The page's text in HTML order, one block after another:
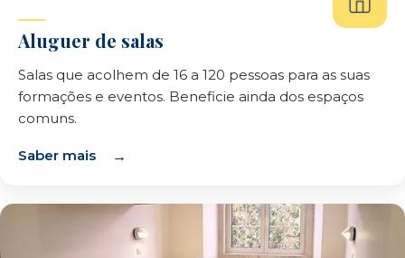
Aluguer de salas
Salas que acolhem de 16 a 120 pessoas para as suas
formações e eventos. Beneficie ainda dos espaços
comuns.
Saber mais